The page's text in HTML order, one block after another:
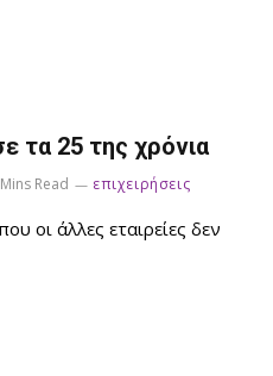
τα 25 της χρόνια
Read επιχειρήσεις
οι άλλες εταιρείες δεν